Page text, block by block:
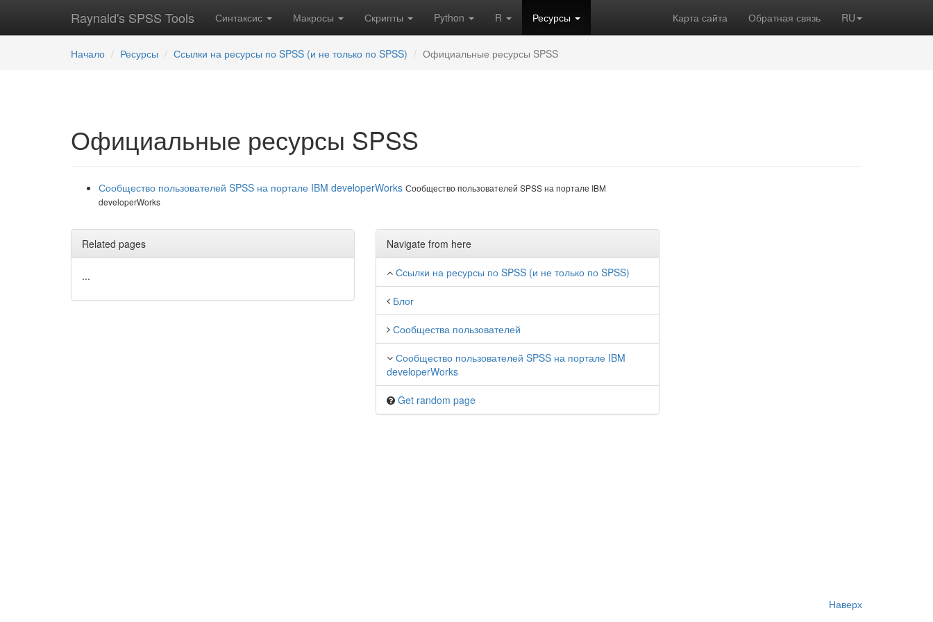
Raynald's SPSS Tools Синтаксис Макросы Скрипты Python R Ресурсы Карта сайта Обратная связь RU
Начало Ресурсы Ссылки на ресурсы по SPSS (и не только по SPSS) Официальные ресурсы SPSS
Официальные ресурсы SPSS
Сообщество пользователей SPSS на портале IBM developerWorks Сообщество пользователей SPSS на портале IBM
developerWorks
Related pages
...
Navigate from here
Ссылки на ресурсы по SPSS (и не только по SPSS)
Блог
Сообщества пользователей
Сообщество пользователей SPSS на портале IBM
developerWorks
Get random page
Наверх